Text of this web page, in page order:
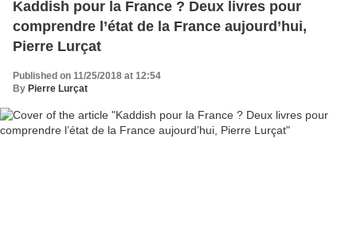
Kaddish pour la France ? Deux livres pour
comprendre l’état de la France aujourd’hui,
Pierre Lurçat
Published on 11/25/2018 at 12:54
By Pierre Lurçat